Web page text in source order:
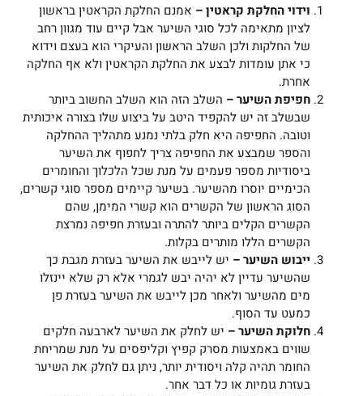
וידוי החלקת קראטין – אמנם החלקת הקראטין בראשון
לציון מתאימה לכל סוגי השיער אבל קיים עוד מגוון רחב
של החלקות ולכן השלב הראשון והעיקרי הוא בעצם וידוא
כי אתן עומדות לבצע את החלקת הקראטין ולא אף החלקה
אחרת.
חפיפת השיער – השלב הזה הוא השלב החשוב ביותר
שבשלב זה יש להקפיד היטב על ביצוע שלו בצורה איכותית
וטובה. החפיפה היא חלק בלתי נמנע מתהליך ההחלקה
והספר שמבצע את החפיפה צריך לחפוף את השיער
ביסודיות מספר פעמים על מנת שכל הלכלוך והחומרים
הכימיים יוסרו מהשיער. בשיער קיימים מספר סוגי קשרים,
הסוג הראשון של הקשרים הוא קשרי המימן, שהם
הקשרים הקלים ביותר להתרה ובעזרת חפיפה נמרצת
הקשרים הללו מותרים בקלות.
ייבוש השיער – יש לייבש את השיער בעזרת מגבת כך
שהשיער עדיין לא יהיה יבש לגמרי אלא רק שלא יינזלו
מים מהשיער ולאחר מכן לייבש את השיער בעזרת פן
כמעט עד הסוף.
חלוקת השיער – יש לחלק את השיער לארבעה חלקים
שווים באמצעות מסרק קפיץ וקליפסים על מנת שמריחת
החומר תהיה קלה ויסודית יותר, ניתן גם לחלק את השיער
בעזרת גומיות או כל דבר אחר.